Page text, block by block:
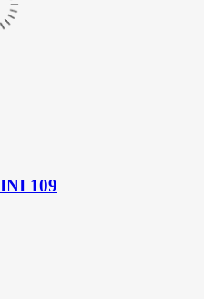
109